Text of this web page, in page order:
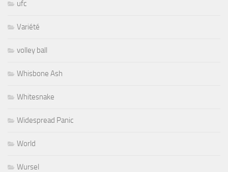
ufc
Variété
volley ball
Whisbone Ash
Whitesnake
Widespread Panic
World
Wursel